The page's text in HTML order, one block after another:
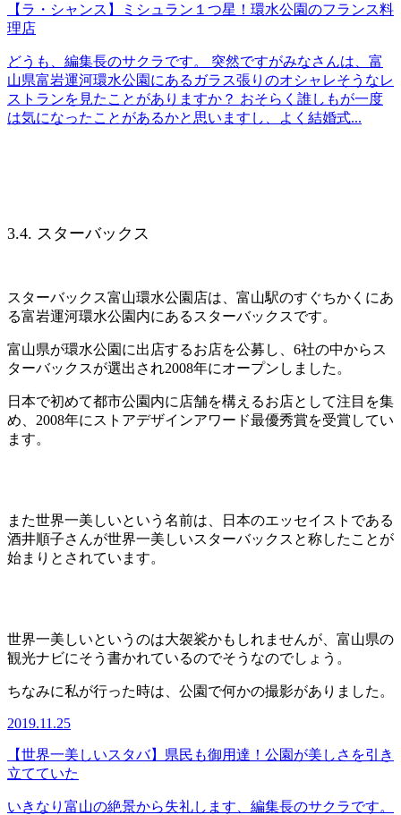
【ラ・シャンス】ミシュラン１つ星！環水公園のフランス料
理店
どうも、編集長のサクラです。 突然ですがみなさんは、富
山県富岩運河環水公園にあるガラス張りのオシャレそうなレ
ストランを見たことがありますか？ おそらく誰しもが一度
は気になったことがあるかと思いますし、よく結婚式...
3.4. スターバックス
スターバックス富山環水公園店は、富山駅のすぐちかくにあ
る富岩運河環水公園内にあるスターバックスです。
富山県が環水公園に出店するお店を公募し、6社の中からス
ターバックスが選出され2008年にオープンしました。
日本で初めて都市公園内に店舗を構えるお店として注目を集
め、2008年にストアデザインアワード最優秀賞を受賞してい
ます。
また世界一美しいという名前は、日本のエッセイストである
酒井順子さんが世界一美しいスターバックスと称したことが
始まりとされています。
世界一美しいというのは大袈裟かもしれませんが、富山県の
観光ナビにそう書かれているのでそうなのでしょう。
ちなみに私が行った時は、公園で何かの撮影がありました。
2019.11.25
【世界一美しいスタバ】県民も御用達！公園が美しさを引き
立てていた
いきなり富山の絶景から失礼します、編集長のサクラです。